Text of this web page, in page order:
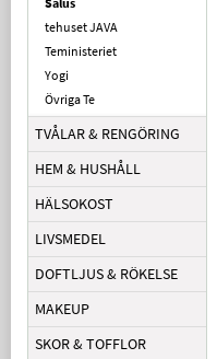
tehuset JAVA
Teministeriet
Yogi
Övriga Te
TVÅLAR & RENGÖRING
HEM & HUSHÅLL
HÄLSOKOST
LIVSMEDEL
DOFTLJUS & RÖKELSE
MAKEUP
SKOR & TOFFLOR